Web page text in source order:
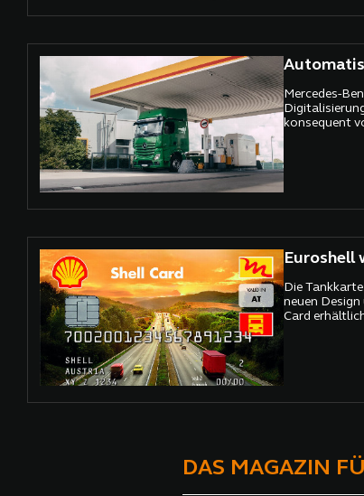
Mercedes-
konsequent
Euroshell
Die
neuen
Card
DAS MAGAZIN